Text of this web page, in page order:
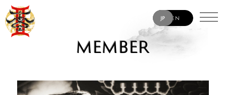
EN
MEMBER